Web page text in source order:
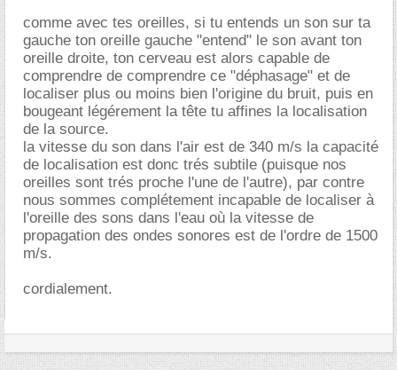
comme avec tes oreilles, si tu entends un son sur ta
gauche ton oreille gauche "entend" le son avant ton
oreille droite, ton cerveau est alors capable de
comprendre de comprendre ce "déphasage" et de
localiser plus ou moins bien l'origine du bruit, puis en
bougeant légérement la tête tu affines la localisation
de la source.
la vitesse du son dans l'air est de 340 m/s la capacité
de localisation est donc trés subtile (puisque nos
oreilles sont trés proche l'une de l'autre), par contre
nous sommes complétement incapable de localiser à
l'oreille des sons dans l'eau où la vitesse de
propagation des ondes sonores est de l'ordre de 1500
m/s.
cordialement.